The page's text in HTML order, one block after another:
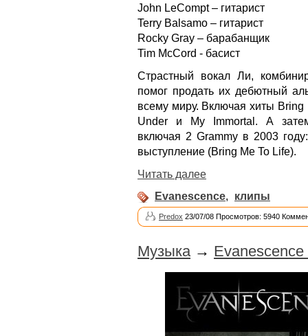
John LeCompt – гитарист
Terry Balsamo – гитарист
Rocky Gray – барабанщик
Tim McCord - басист
Страстный вокал Ли,
помог продать их дебютный
всему миру. Включая хиты
Under и My Immortal. А
включая 2 Grammy в 2003
выступление (Bring Me To Life).
Читать далее
Evanescence, клипы
Predox 23/07/08 Просмотров: 5940
Музыка→